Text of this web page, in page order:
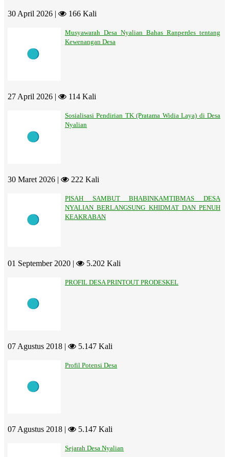
30 April 2026 | 166 Kali
Musyawarah Desa Nyalian Bahas Ranperdes tentang
Kewenangan Desa
27 April 2026 | 114 Kali
Sosialisasi Pendirian TK (Pratama Widia Laya) di Desa
Nyalian
30 Maret 2026 | 222 Kali
PISAH SAMBUT BHABINKAMTIBMAS DESA
NYALIAN BERLANGSUNG KHIDMAT DAN PENUH
KEAKRABAN
01 September 2020 | 5.202 Kali
PROFIL DESA PRINTOUT PRODESKEL
07 Agustus 2018 | 5.147 Kali
Profil Potensi Desa
07 Agustus 2018 | 5.147 Kali
Sejarah Desa Nyalian